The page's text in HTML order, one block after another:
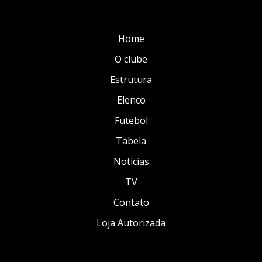
Home
O clube
Estrutura
Elenco
Futebol
Tabela
Notícias
TV
Contato
Loja Autorizada